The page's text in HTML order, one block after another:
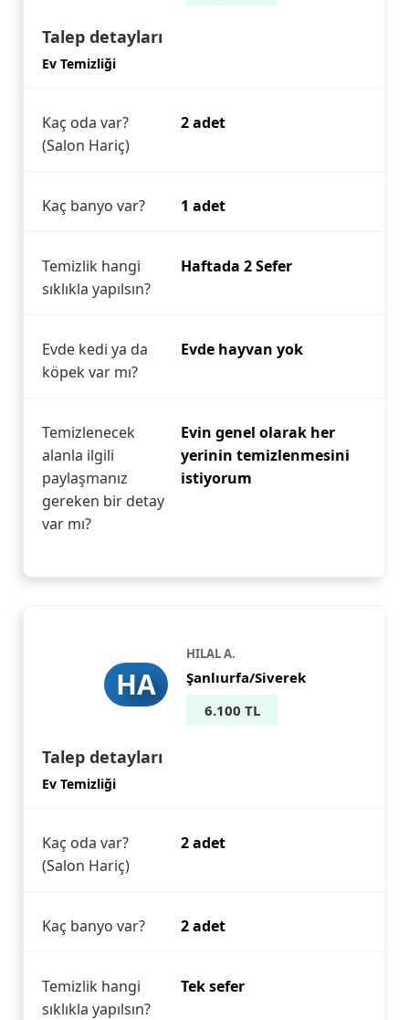
Talep detayları
Ev Temizliği
Kaç oda var?
(Salon Hariç)
2 adet
Kaç banyo var? 1 adet
Temizlik hangi
sıklıkla yapılsın?
Haftada 2 Sefer
Evde kedi ya da
köpek var mı?
Evde hayvan yok
Temizlenecek
alanla ilgili
paylaşmanız
gereken bir detay
var mı?
Evin genel olarak her
yerinin temizlenmesini
istiyorum
HA
HILAL A.
Şanlıurfa/Siverek
6.100 TL
Talep detayları
Ev Temizliği
Kaç oda var?
(Salon Hariç)
2 adet
Kaç banyo var? 2 adet
Temizlik hangi
sıklıkla yapılsın?
Tek sefer